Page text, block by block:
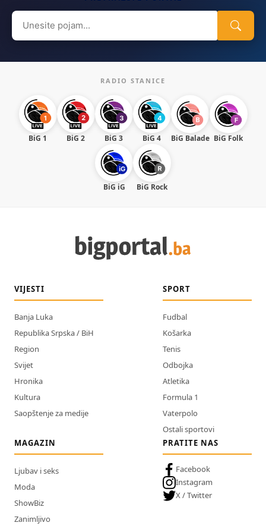
Search
for:
RADIO STANICE
BiG 1 BiG 2 BiG 3 BiG 4 BiG Balade BiG Folk
BiG iG BiG Rock
VIJESTI
Banja Luka
Republika Srpska / BiH
Region
Svijet
Hronika
Kultura
Saopštenje za medije
SPORT
Fudbal
Košarka
Tenis
Odbojka
Atletika
Formula 1
Vaterpolo
Ostali sportovi
MAGAZIN
Ljubav i seks
Moda
ShowBiz
Zanimljivo
PRATITE NAS
Facebook
Instagram
X / Twitter